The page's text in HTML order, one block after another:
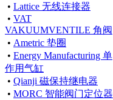
• Lattice 无线连接器
• VAT
VAKUUMVENTILE 角阀
• Ametric 垫圈
• Energy Manufacturing 单
作用气缸
• Qianji 磁保持继电器
• MORC 智能阀门定位器